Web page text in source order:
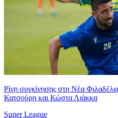
Ρίγη συγκίνησης στη Νέα
Κατσούρη και Κώστα Λιάκκα
Super League